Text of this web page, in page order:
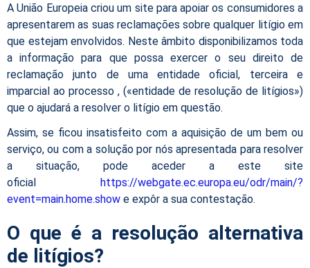
A União Europeia criou um site para apoiar os consumidores a
apresentarem as suas reclamações sobre qualquer litígio em
que estejam envolvidos. Neste âmbito disponibilizamos toda
a informação para que possa exercer o seu direito de
reclamação junto de uma entidade oficial, terceira e
imparcial ao processo , («entidade de resolução de litígios»)
que o ajudará a resolver o litígio em questão.
Assim, se ficou insatisfeito com a aquisição de um bem ou
serviço, ou com a solução por nós apresentada para resolver
a situação, pode aceder a este site
oficial https://webgate.ec.europa.eu/odr/main/?
event=main.home.show e expôr a sua contestação.
O que é a resolução alternativa
de litígios?